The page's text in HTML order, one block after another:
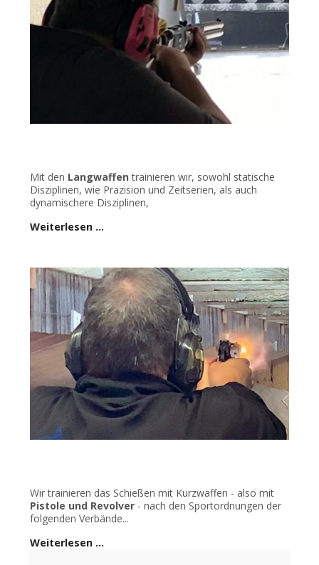
Mit den Langwaffen trainieren wir, sowohl statische
Disziplinen, wie Präzision und Zeitserien, als auch
dynamischere Disziplinen,
Weiterlesen …
Wir trainieren das Schießen mit Kurzwaffen - also mit
Pistole und Revolver - nach den Sportordnungen der
folgenden Verbände...
Weiterlesen …